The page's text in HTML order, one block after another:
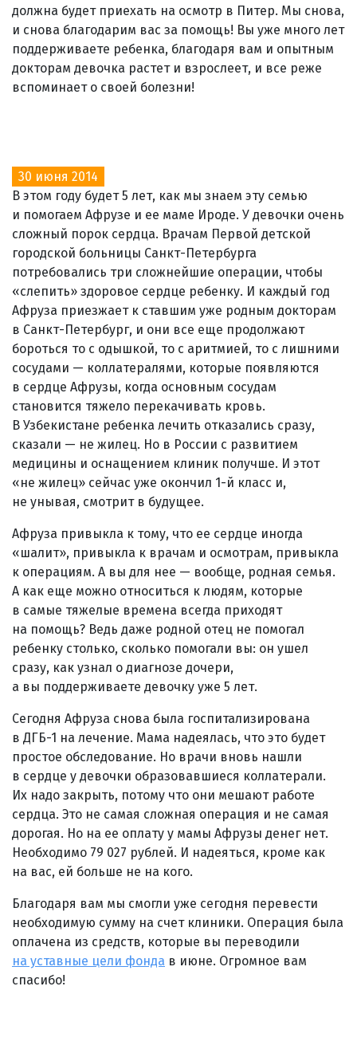
должна будет приехать на осмотр в Питер. Мы снова,
и снова благодарим вас за помощь! Вы уже много лет
поддерживаете ребенка, благодаря вам и опытным
докторам девочка растет и взрослеет, и все реже
вспоминает о своей болезни!
30 июня 2014
В этом году будет 5 лет, как мы знаем эту семью
и помогаем Афрузе и ее маме Ироде. У девочки очень
сложный порок сердца. Врачам Первой детской
городской больницы Санкт-Петербурга
потребовались три сложнейшие операции, чтобы
«слепить» здоровое сердце ребенку. И каждый год
Афруза приезжает к ставшим уже родным докторам
в Санкт-Петербург, и они все еще продолжают
бороться то с одышкой, то с аритмией, то с лишними
сосудами — коллатералями, которые появляются
в сердце Афрузы, когда основным сосудам
становится тяжело перекачивать кровь.
В Узбекистане ребенка лечить отказались сразу,
сказали — не жилец. Но в России с развитием
медицины и оснащением клиник получше. И этот
«не жилец» сейчас уже окончил 1-й класс и,
не унывая, смотрит в будущее.
Афруза привыкла к тому, что ее сердце иногда
«шалит», привыкла к врачам и осмотрам, привыкла
к операциям. А вы для нее — вообще, родная семья.
А как еще можно относиться к людям, которые
в самые тяжелые времена всегда приходят
на помощь? Ведь даже родной отец не помогал
ребенку столько, сколько помогали вы: он ушел
сразу, как узнал о диагнозе дочери,
а вы поддерживаете девочку уже 5 лет.
Сегодня Афруза снова была госпитализирована
в ДГБ-1 на лечение. Мама надеялась, что это будет
простое обследование. Но врачи вновь нашли
в сердце у девочки образовавшиеся коллатерали.
Их надо закрыть, потому что они мешают работе
сердца. Это не самая сложная операция и не самая
дорогая. Но на ее оплату у мамы Афрузы денег нет.
Необходимо 79 027 рублей. И надеяться, кроме как
на вас, ей больше не на кого.
Благодаря вам мы смогли уже сегодня перевести
необходимую сумму на счет клиники. Операция была
оплачена из средств, которые вы переводили
на уставные цели фонда в июне. Огромное вам
спасибо!